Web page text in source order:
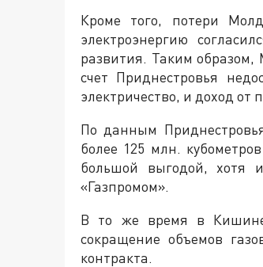
Кроме того, потери
электроэнергию
развития. Таким образом,
счет Приднестровья
электричество, и доход
По данным
более 125 млн.
большой выгодой, хотя
«Газпромом».
В то же время в
сокращение объемов
контракта.